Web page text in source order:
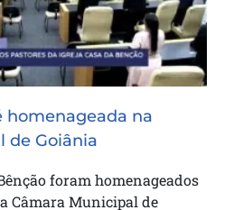
homenageada na
de Goiânia
foram homenageados
Câmara Municipal de